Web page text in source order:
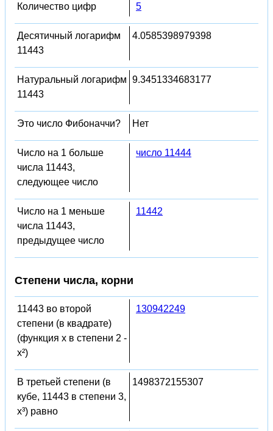
Количество цифр 5
Десятичный логарифм
11443
4.0585398979398
Натуральный логарифм
11443
9.3451334683177
Это число Фибоначчи? Нет
Число на 1 больше
числа 11443,
следующее число
число 11444
Число на 1 меньше
числа 11443,
предыдущее число
11442
Степени числа, корни
11443 во второй
степени (в квадрате)
(функция x в степени 2 -
x²)
130942249
В третьей степени (в
кубе, 11443 в степени 3,
x³) равно
1498372155307